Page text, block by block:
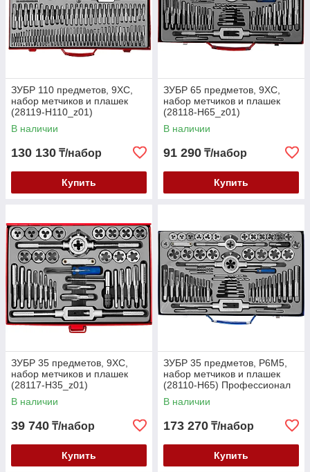
ЗУБР 110 предметов, 9ХС,
набор метчиков и плашек
(28119-H110_z01)
В наличии
130 130 ₸/набор
Купить
ЗУБР 65 предметов, 9ХС,
набор метчиков и плашек
(28118-H65_z01)
В наличии
91 290 ₸/набор
Купить
ЗУБР 35 предметов, 9ХС,
набор метчиков и плашек
(28117-H35_z01)
В наличии
39 740 ₸/набор
Купить
ЗУБР 35 предметов, Р6М5,
набор метчиков и плашек
(28110-H65) Профессионал
(28110-H65)
В наличии
173 270 ₸/набор
Купить